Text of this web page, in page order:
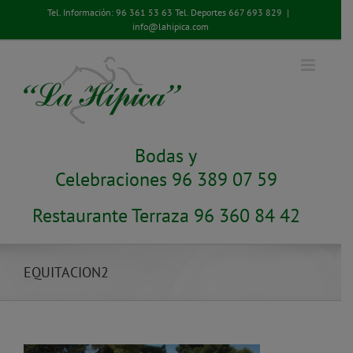
contenido
Tel. Información: 96 361 53 63 Tel. Deportes 667 693 829 |
info@lahipica.com
Bodas y
Celebraciones 96 389 07 59
Restaurante Terraza 96 360 84 42
EQUITACION2